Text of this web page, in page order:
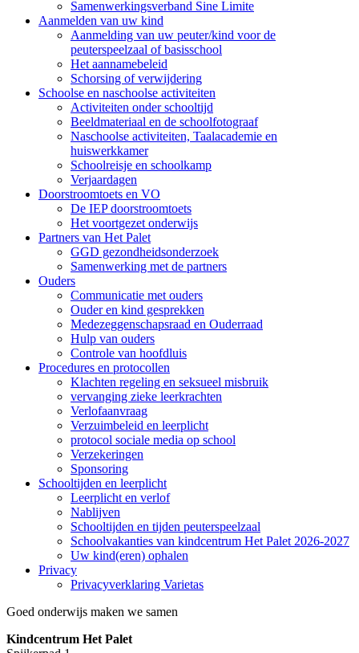
Samenwerkingsverband Sine Limite
Aanmelden van uw kind
Aanmelding van uw peuter/kind voor de
peuterspeelzaal of basisschool
Het aannamebeleid
Schorsing of verwijdering
Schoolse en naschoolse activiteiten
Activiteiten onder schooltijd
Beeldmateriaal en de schoolfotograaf
Naschoolse activiteiten, Taalacademie en
huiswerkkamer
Schoolreisje en schoolkamp
Verjaardagen
Doorstroomtoets en VO
De IEP doorstroomtoets
Het voortgezet onderwijs
Partners van Het Palet
GGD gezondheidsonderzoek
Samenwerking met de partners
Ouders
Communicatie met ouders
Ouder en kind gesprekken
Medezeggenschapsraad en Ouderraad
Hulp van ouders
Controle van hoofdluis
Procedures en protocollen
Klachten regeling en seksueel misbruik
vervanging zieke leerkrachten
Verlofaanvraag
Verzuimbeleid en leerplicht
protocol sociale media op school
Verzekeringen
Sponsoring
Schooltijden en leerplicht
Leerplicht en verlof
Nablijven
Schooltijden en tijden peuterspeelzaal
Schoolvakanties van kindcentrum Het Palet 2026-2027
Uw kind(eren) ophalen
Privacy
Privacyverklaring Varietas
Goed onderwijs maken we samen
Kindcentrum Het Palet